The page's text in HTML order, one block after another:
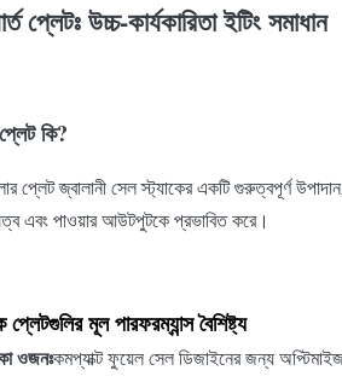
প্লেটঃ উচ্চ-কার্যকারিতা ইটিং সমাধান
কি?
প্লেট জ্বালানী সেল স্ট্যাকের একটি গুরুত্বপূর্ণ
এবং পাওয়ার আউটপুটকে প্রভাবিত করে।
প্লেটগুলির মূল পারফরম্যান্স বৈশিষ্ট্য
ওজনঃকমপ্যাক্ট ফুয়েল সেল ডিজাইনের জন্য